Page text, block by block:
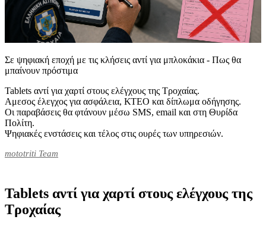
Σε ψηφιακή εποχή με τις κλήσεις αντί για μπλοκάκια - Πως θα
μπαίνουν πρόστιμα
Tablets αντί για χαρτί στους ελέγχους της Τροχαίας.
Aμεσος έλεγχος για ασφάλεια, ΚΤΕΟ και δίπλωμα οδήγησης.
Οι παραβάσεις θα φτάνουν μέσω SMS, email και στη Θυρίδα
Πολίτη.
Ψηφιακές ενστάσεις και τέλος στις ουρές των υπηρεσιών.
mototriti Team
Tablets αντί για χαρτί στους ελέγχους της
Τροχαίας